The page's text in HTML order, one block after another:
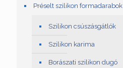
Préselt szilikon formadarabok
Szilikon csúszásgátlók
Szilikon karima
Borászati szilikon dugó